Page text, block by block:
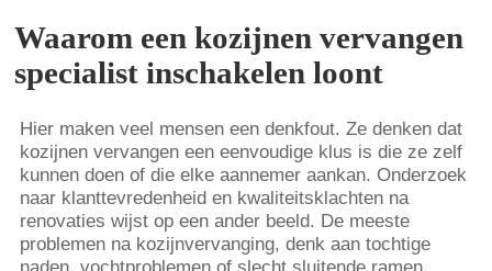
Waarom een kozijnen vervangen
specialist inschakelen loont
Hier maken veel mensen een denkfout. Ze denken dat
kozijnen vervangen een eenvoudige klus is die ze zelf
kunnen doen of die elke aannemer aankan. Onderzoek
naar klanttevredenheid en kwaliteitsklachten na
renovaties wijst op een ander beeld. De meeste
problemen na kozijnvervanging, denk aan tochtige